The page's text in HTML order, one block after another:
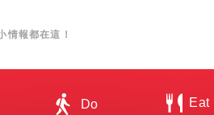
情報都在這！
Do Eat